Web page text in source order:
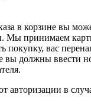
в корзине вы
Мы принимаем
покупку, вас
вы должны ввести
авторизации в